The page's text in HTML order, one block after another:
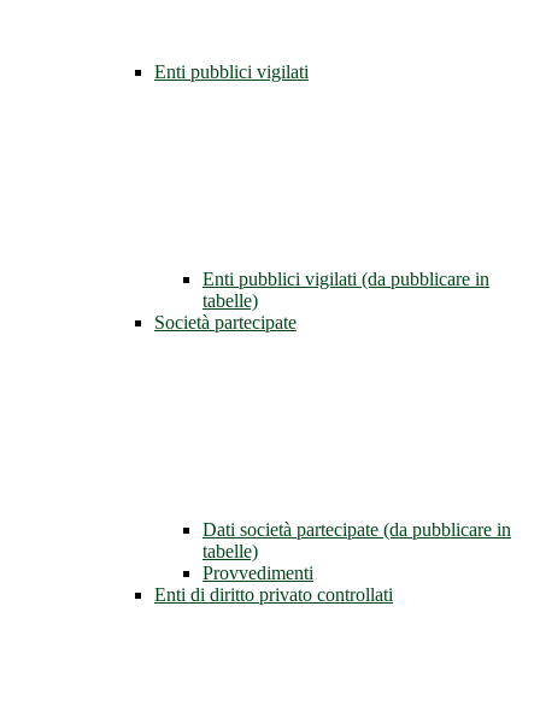
Enti pubblici vigilati
Enti pubblici vigilati (da pubblicare in
tabelle)
Società partecipate
Dati società partecipate (da pubblicare in
tabelle)
Provvedimenti
Enti di diritto privato controllati